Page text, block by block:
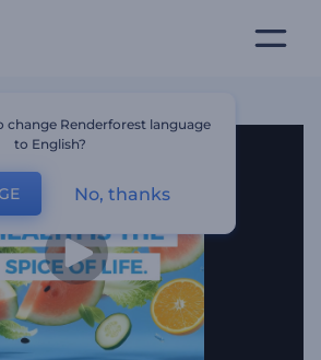
change Renderforest language
to English?
No, thanks